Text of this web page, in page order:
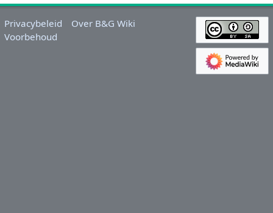
Privacybeleid
Over B&G Wiki
Voorbehoud